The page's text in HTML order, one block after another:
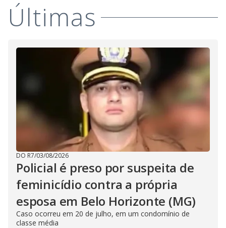
Últimas
DO R7/03/08/2026
Policial é preso por suspeita de
feminicídio contra a própria
esposa em Belo Horizonte (MG)
Caso ocorreu em 20 de julho, em um condomínio de
classe média